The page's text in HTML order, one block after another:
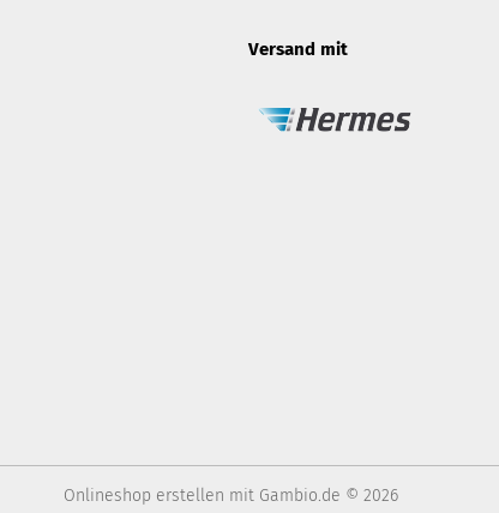
Versand mit
Onlineshop erstellen mit Gambio.de © 2026